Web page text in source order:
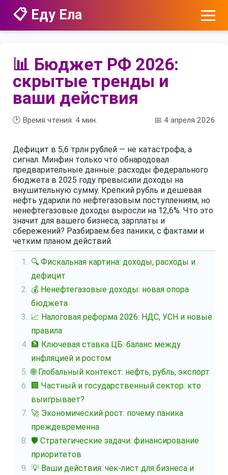
📋 Еду Ела
📊 Бюджет РФ 2026:
скрытые тренды и
ваши действия
🕑 Время чтения: 4 мин. 📅 4 апреля 2026
Дефицит в 5,6 трлн рублей — не катастрофа, а
сигнал. Минфин только что обнародовал
предварительные данные: расходы федерального
бюджета в 2025 году превысили доходы на
внушительную сумму. Крепкий рубль и дешевая
нефть ударили по нефтегазовым поступлениям, но
ненефтегазовые доходы выросли на 12,6%. Что это
значит для вашего бизнеса, зарплаты и
сбережений? Разбираем без паники, с фактами и
четким планом действий.
🔍 Фискальная картина: доходы, расходы и
дефицит
💰 Ненефтегазовые доходы: новая опора
бюджета
📈 Налоговая реформа 2026: НДС, УСН и новые
правила
🏦 Ключевая ставка ЦБ: баланс между
инфляцией и ростом
🌐 Глобальный контекст: нефть, рубль, экспорт
🏢 Частный и государственный сектор: кто
выигрывает?
🚀 Экономический рост: почему паника
преждевременна
🛡️ Стратегические задачи: финансирование
приоритетов
💡 Ваши действия: чек-лист для бизнеса и